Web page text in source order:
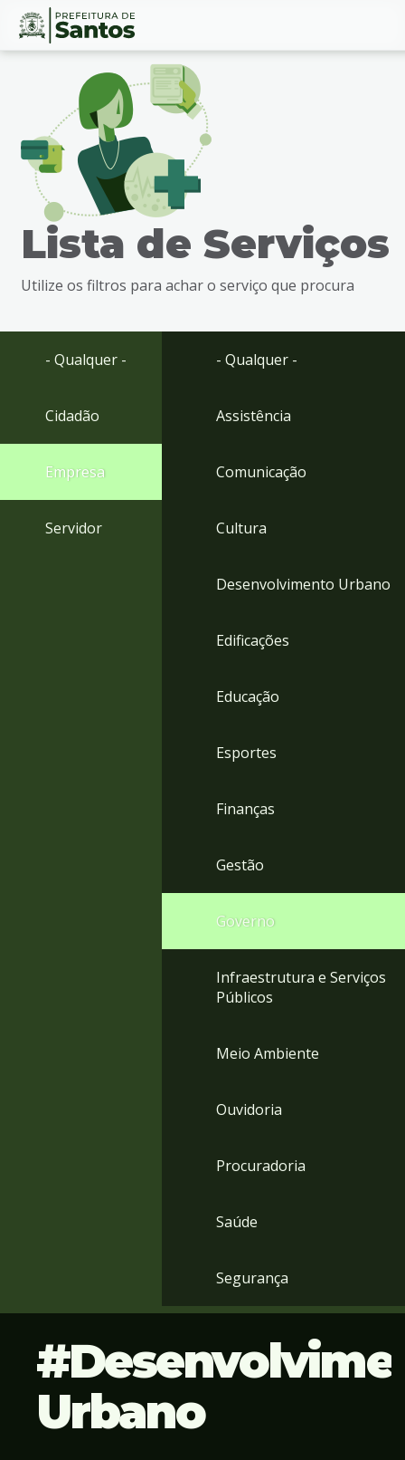
Ir
busca
Ir
Conteúdo
Lista de Serviços
Utilize os filtros para achar o serviço que procura
- Qualquer -
Cidadão
Empresa
Servidor
- Qualquer -
Assistência
Comunicação
Cultura
Desenvolvimento Urbano
Edificações
Educação
Esportes
Finanças
Gestão
Governo
Infraestrutura e Serviços
Públicos
Meio Ambiente
Ouvidoria
Procuradoria
Saúde
Segurança
Urbano